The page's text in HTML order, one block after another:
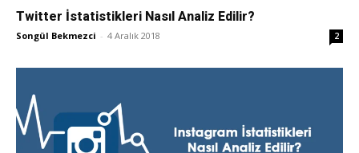
Twitter İstatistikleri Nasıl Analiz Edilir?
Songül Bekmezci - 4 Aralık 2018 2